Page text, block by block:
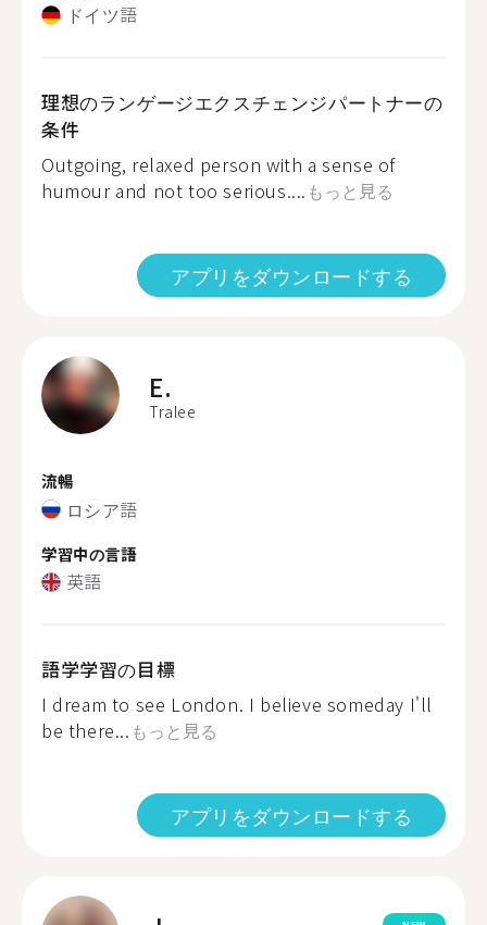
ドイツ語
理想のランゲージエクスチェンジパートナーの
条件
Outgoing, relaxed person with a sense of
humour and not too serious.... もっと見る
アプリをダウンロードする
E.
Tralee
流暢
ロシア語
学習中の言語
英語
語学学習の目標
I dream to see London. I believe someday I'll
be there... もっと見る
アプリをダウンロードする